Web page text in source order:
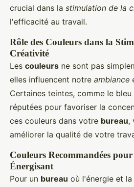
crucial dans la stimulation de la
l'efficacité au travail.
Rôle des Couleurs dans la
Créativité
Les couleurs ne sont pas
elles influencent notre ambiance
Certaines teintes, comme le
réputées pour favoriser la
ces couleurs dans votre bureau,
améliorer la qualité de votre
Couleurs Recommandées
Énergisant
Pour un bureau où l'énergie et